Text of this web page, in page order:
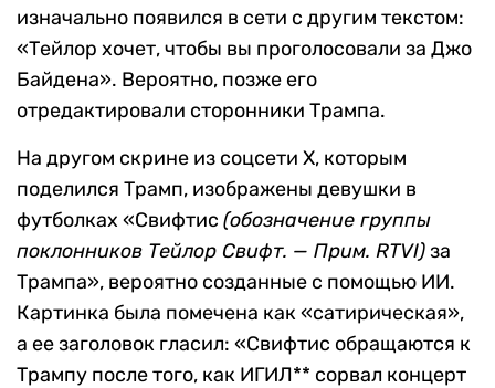
изначально появился в сети с другим текстом:
«Тейлор хочет, чтобы вы проголосовали за Джо
Байдена». Вероятно, позже его
отредактировали сторонники Трампа.
На другом скрине из соцсети X, которым
поделился Трамп, изображены девушки в
футболках «Свифтис (обозначение группы
поклонников Тейлор Свифт. — Прим. RTVI)за
Трампа», вероятно созданные с помощью ИИ.
Картинка была помечена как «сатирическая»,
а ее заголовок гласил: «Свифтис обращаются к
Трампу после того, как ИГИЛ** сорвал концерт